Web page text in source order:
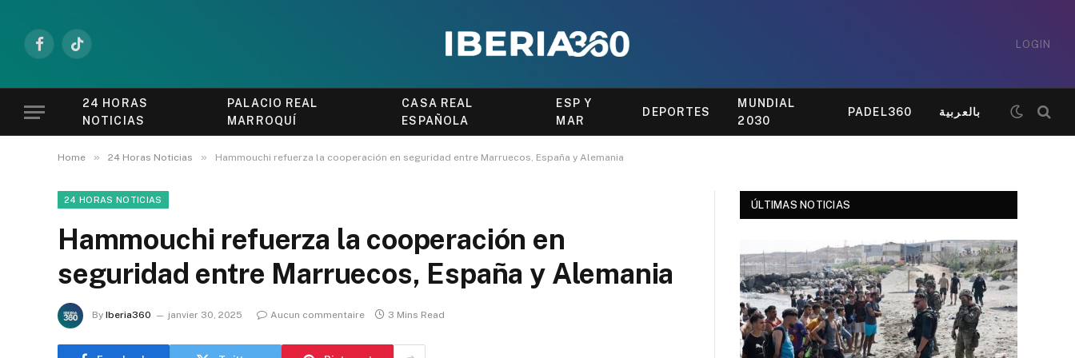
FacebookTikTok
LOGIN
24 HORAS
NOTICIAS
PALACIO REAL
MARROQUÍ
CASA REAL
ESPAÑOLA
ESP Y
MAR
DEPORTES
MUNDIAL
2030
PADEL360 بالعربية
Home » 24 Horas Noticias » Hammouchi refuerza la cooperación en seguridad entre Marruecos, España y Alemania
24 HORAS NOTICIAS
Hammouchi refuerza la cooperación en
seguridad entre Marruecos, España y Alemania
By Iberia360 janvier 30, 2025 Aucun commentaire 3 Mins Read
ÚLTIMAS NOTICIAS